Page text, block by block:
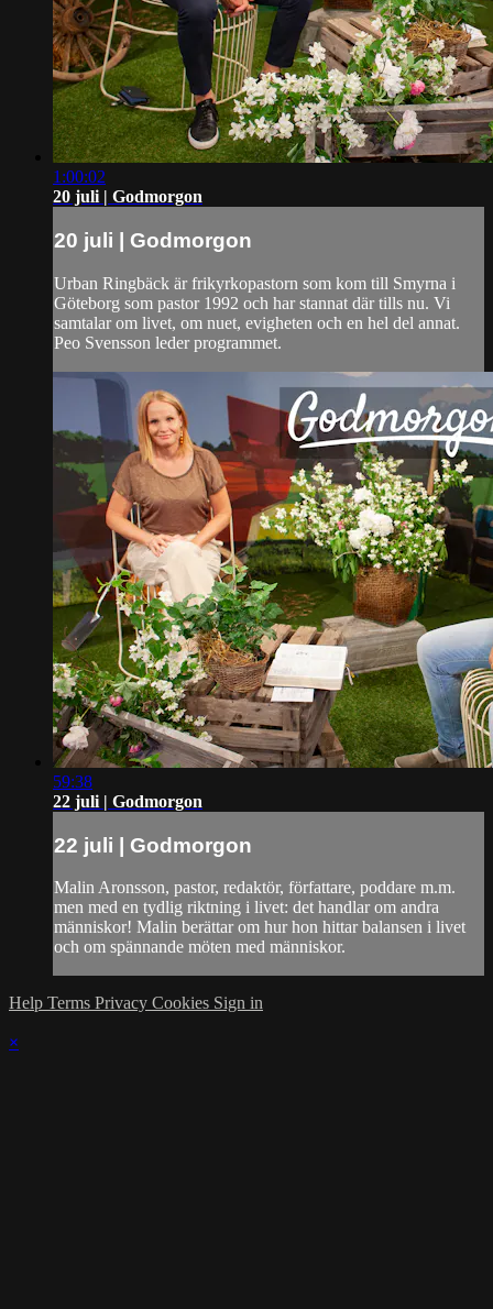
1:00:02
20 juli | Godmorgon
20 juli | Godmorgon
Urban Ringbäck är frikyrkopastorn som kom till Smyrna i
Göteborg som pastor 1992 och har stannat där tills nu. Vi
samtalar om livet, om nuet, evigheten och en hel del annat.
Peo Svensson leder programmet.
59:38
22 juli | Godmorgon
22 juli | Godmorgon
Malin Aronsson, pastor, redaktör, författare, poddare m.m.
men med en tydlig riktning i livet: det handlar om andra
människor! Malin berättar om hur hon hittar balansen i livet
och om spännande möten med människor.
Help Terms Privacy Cookies Sign in
×